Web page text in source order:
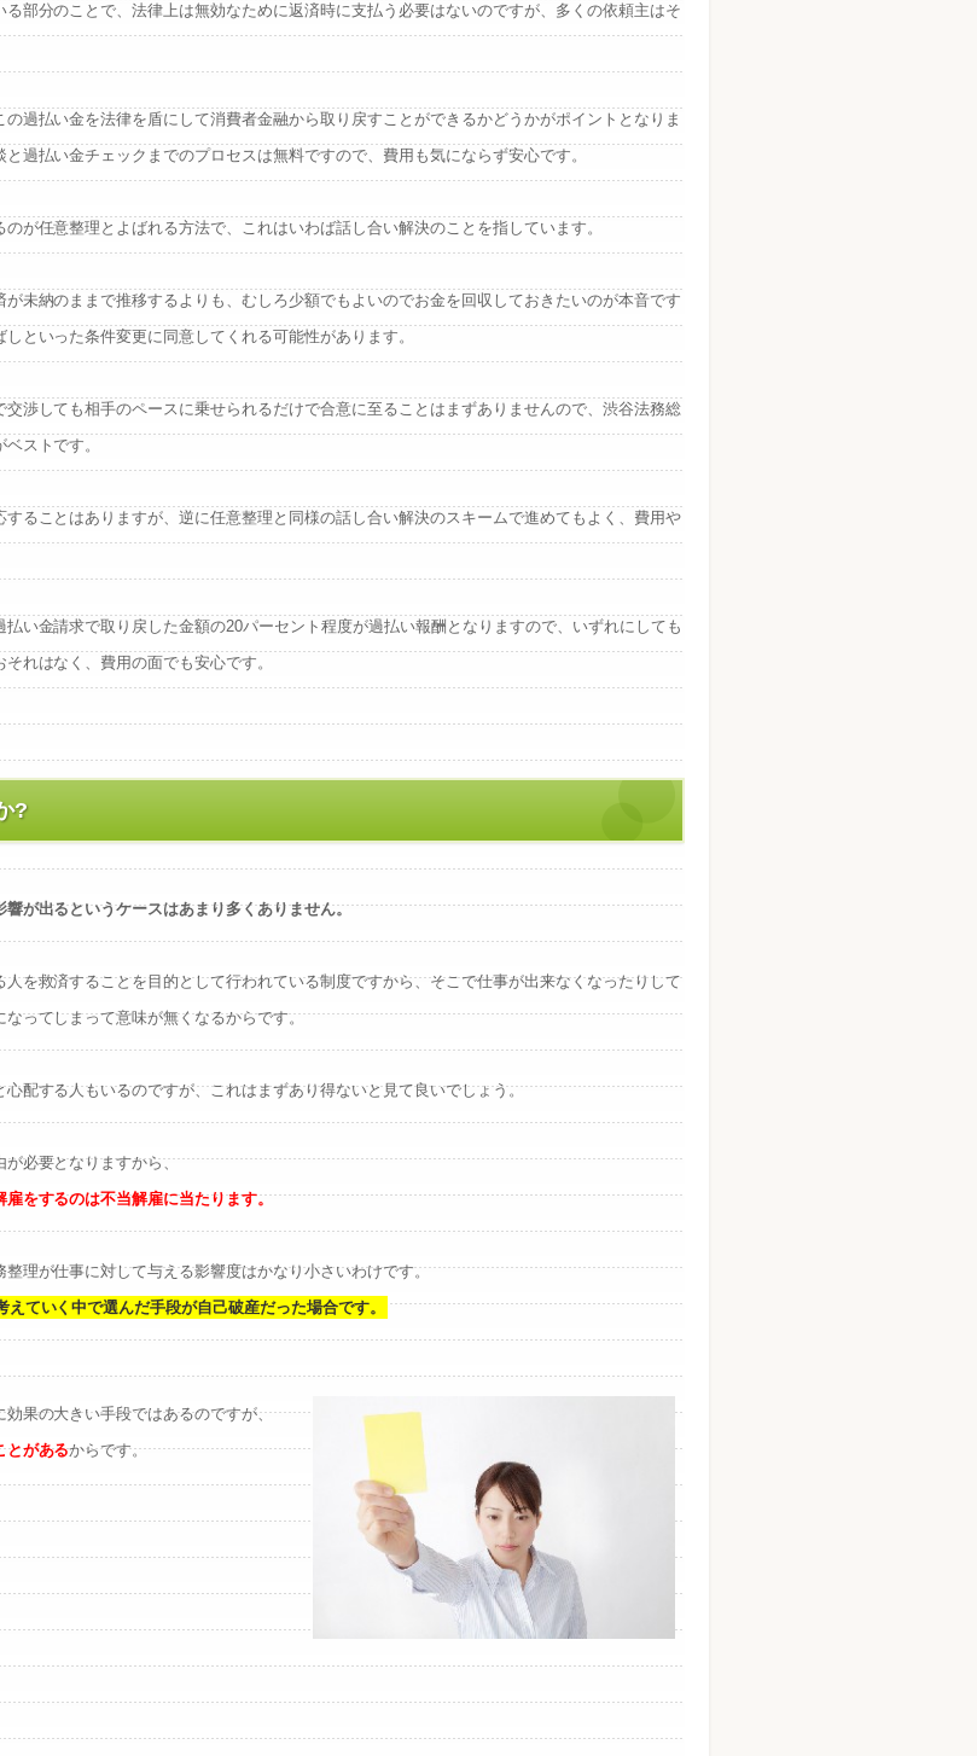
部分のことで、法律上は無効なために返済時に支払う必要はないのですが、多くの依頼主はそ
過払い金を法律を盾にして消費者金融から取り戻すことができるかどうかがポイントとなりま
過払い金チェックまでのプロセスは無料ですので、費用も気にならず安心です。
が任意整理とよばれる方法で、これはいわば話し合い解決のことを指しています。
未納のままで推移するよりも、むしろ少額でもよいのでお金を回収しておきたいのが本音です
といった条件変更に同意してくれる可能性があります。
渉しても相手のペースに乗せられるだけで合意に至ることはまずありませんので、渋谷法務総
ストです。
ることはありますが、逆に任意整理と同様の話し合い解決のスキームで進めてもよく、費用や
い金請求で取り戻した金額の20パーセント程度が過払い報酬となりますので、いずれにしても
れはなく、費用の面でも安心です。
?
が出るというケースはあまり多くありません。
を救済することを目的として行われている制度ですから、そこで仕事が出来なくなったりして
ってしまって意味が無くなるからです。
配する人もいるのですが、これはまずあり得ないと見て良いでしょう。
必要となりますから、
をするのは不当解雇に当たります。
理が仕事に対して与える影響度はかなり小さいわけです。
ていく中で選んだ手段が自己破産だった場合です。
果の大きい手段ではあるのですが、
とがあるからです。